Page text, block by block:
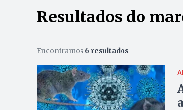
Resultados do
Encontramos 6 resultados